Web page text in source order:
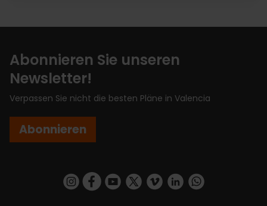
Abonnieren Sie unseren
Newsletter!
Verpassen Sie nicht die besten Pläne in Valencia
Abonnieren
https://www.instagram.com/visit_valencia/
https://www.facebook.com/
https://www.youtube.com/user/
https://twitter.com/_VivaValencia
https://vimeo.com/
https://www.linkedin.com/company/turismo-valencia/https://api.whatsapp.com/send/